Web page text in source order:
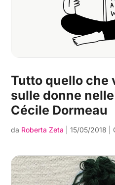
Tutto quello che
sulle donne
Cécile Dormeau
da Roberta Zeta |15/05/2018